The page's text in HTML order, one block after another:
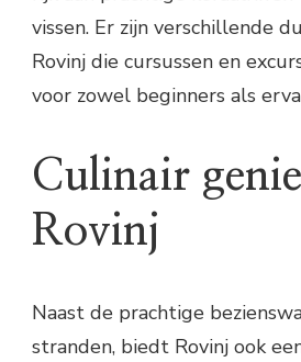
vissen. Er zijn verschillende
Rovinj die cursussen en
voor zowel beginners als
Culinair
Rovinj
Naast de prachtige
stranden, biedt Rovinj ook